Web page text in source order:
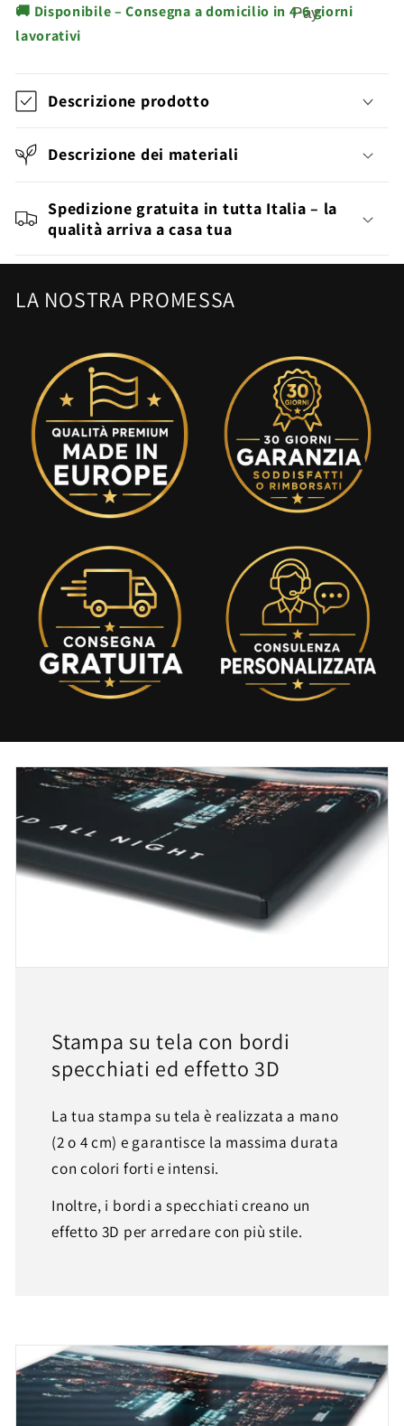
🚚 Disponibile – Consegna a domicilio in 4-6 giorni
lavorativi
Descrizione prodotto
Descrizione dei materiali
Spedizione gratuita in tutta Italia – la
qualità arriva a casa tua
LA NOSTRA PROMESSA
Stampa su tela con bordi
specchiati ed effetto 3D
La tua stampa su tela è realizzata a mano
(2 o 4 cm) e garantisce la massima durata
con colori forti e intensi.
Inoltre, i bordi a specchiati creano un
effetto 3D per arredare con più stile.